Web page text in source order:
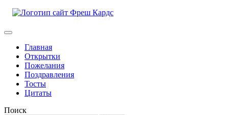
Главная
Открытки
Пожелания
Поздравления
Тосты
Цитаты
Поиск